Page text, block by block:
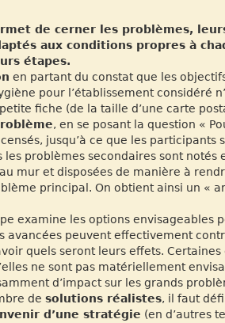
de cerner les problèmes,
aux conditions propres à
étapes.
en partant du constat que les
pour l’établissement considéré
fiche (de la taille d’une carte
, en se posant la question «
jusqu’à ce que les participants
les problèmes secondaires sont notés
mur et disposées de manière à
principal. On obtient ainsi un «
examine les options envisageables
avancées peuvent effectivement
quels seront leurs effets. Certaines
ne sont pas matériellement
d’impact sur les grands
de solutions réalistes, il faut
d’une stratégie (en d’autres